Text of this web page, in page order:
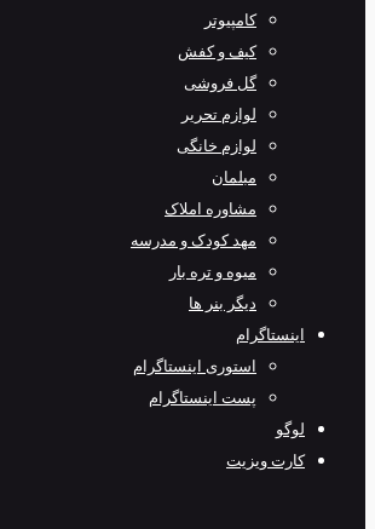
کامپیوتر
کیف و کفش
گل فروشی
لوازم تحریر
لوازم خانگی
مبلمان
مشاوره املاک
مهد کودک و مدرسه
میوه و تره بار
دیگر بنر ها
اینستاگرام
استوری اینستاگرام
پست اینستاگرام
لوگو
کارت ویزیت